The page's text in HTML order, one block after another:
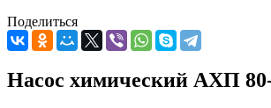
Поделиться
Насос химический АХП